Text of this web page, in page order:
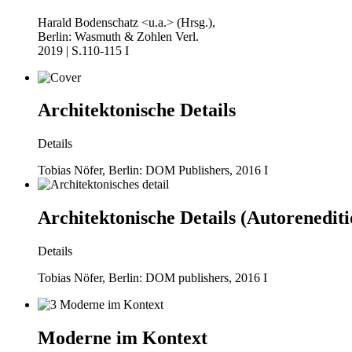
Harald Bodenschatz <u.a.> (Hrsg.),
Berlin: Wasmuth & Zohlen Verl.
2019 | S.110-115 I
Architektonische Details
Details
Tobias Nöfer, Berlin: DOM Publishers, 2016 I
Architektonische Details
Details
Tobias Nöfer, Berlin: DOM publishers, 2016 I
Moderne im Kontext